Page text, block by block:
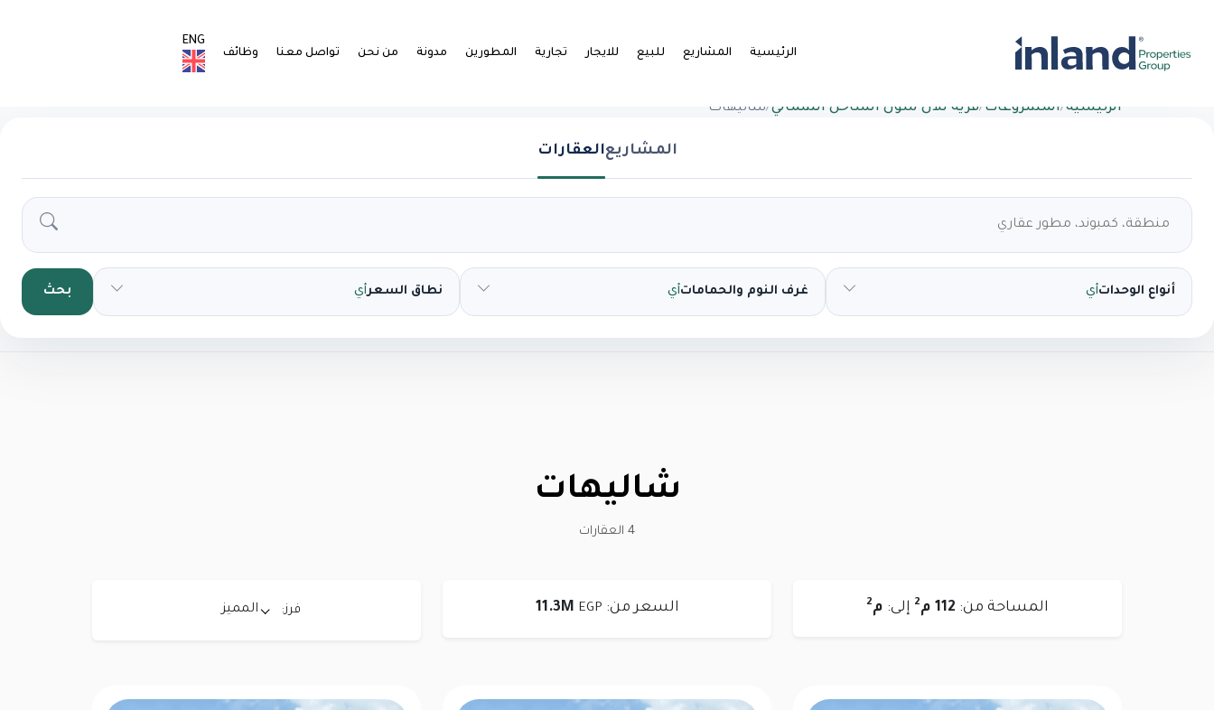
الرئيسية المشاريع للبيع للايجار تجارية المطورين مدونة من نحن تواصل معنا وظائف
ENG
الرئيسية/المشروعات /قرية تلال سول الساحل الشمالي/شاليهات
المشاريعالعقارات
أنواع الوحداتأي غرف النوم والحماماتأي نطاق السعرأي بحث
شاليهات
4 العقارات
المساحة من: 112 م 2 إلى: م2 السعر من: 11.3M EGP فرز: المميز